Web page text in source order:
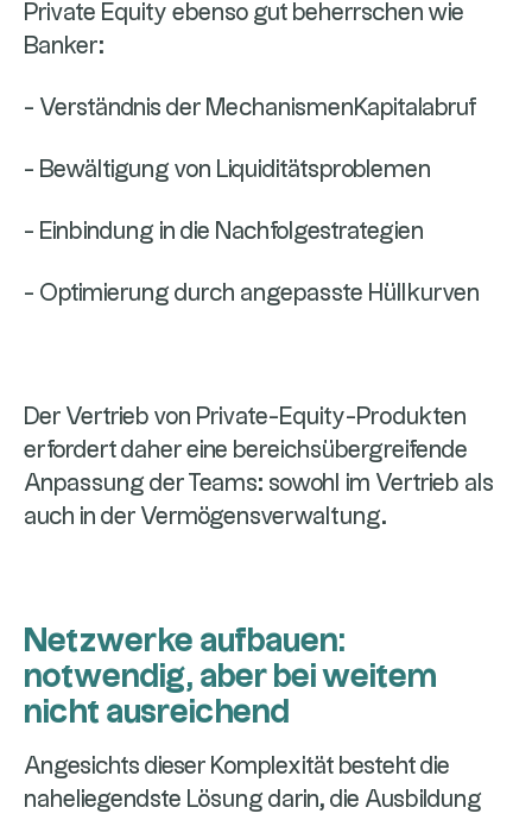
Private Equity ebenso gut beherrschen wie
Banker:
- Verständnis der MechanismenKapitalabruf
- Bewältigung von Liquiditätsproblemen
- Einbindung in die Nachfolgestrategien
- Optimierung durch angepasste Hüllkurven
Der Vertrieb von Private-Equity-Produkten
erfordert daher eine bereichsübergreifende
Anpassung der Teams: sowohl im Vertrieb als
auch in der Vermögensverwaltung.
Netzwerke aufbauen:
notwendig, aber bei weitem
nicht ausreichend
Angesichts dieser Komplexität besteht die
naheliegendste Lösung darin, die Ausbildung